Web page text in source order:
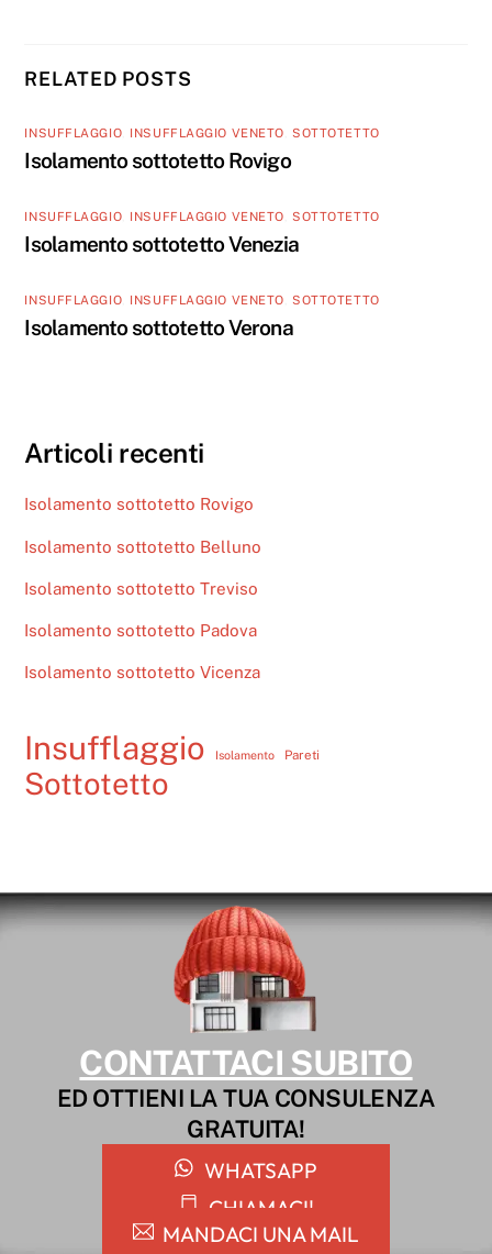
RELATED POSTS
INSUFFLAGGIO INSUFFLAGGIO VENETO ,SOTTOTETTO
Isolamento sottotetto Rovigo
INSUFFLAGGIO INSUFFLAGGIO VENETO ,SOTTOTETTO
Isolamento sottotetto Venezia
INSUFFLAGGIO INSUFFLAGGIO VENETO ,SOTTOTETTO
Isolamento sottotetto Verona
Articoli recenti
Isolamento sottotetto Rovigo
Isolamento sottotetto Belluno
Isolamento sottotetto Treviso
Isolamento sottotetto Padova
Isolamento sottotetto Vicenza
Insufflaggio Isolamento Pareti
Sottotetto
CONTATTACI SUBITO
ED OTTIENI LA TUA CONSULENZA
GRATUITA!
WHATSAPP
CHIAMACI!
MANDACI UNA MAIL